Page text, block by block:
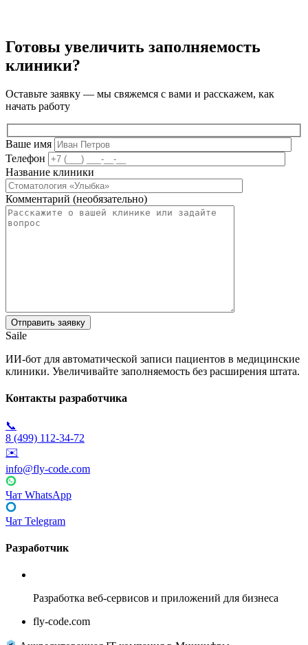
Готовы увеличить заполняемость
клиники?
Оставьте заявку — мы свяжемся с вами и расскажем, как
начать работу
Ваше имя
Телефон
Название клиники
Комментарий (необязательно)
Saile
ИИ-бот для автоматической записи пациентов в медицинские
клиники. Увеличивайте заполняемость без расширения штата.
Контакты разработчика
📞
8 (499) 112-34-72
✉️
info@fly-code.com
Чат WhatsApp
Чат Telegram
Разработчик
Разработка веб-сервисов и приложений для бизнеса
fly-code.com